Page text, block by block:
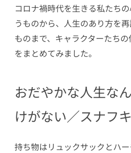
コロナ禍時代を生きる私たち
うものから、人生のあり方を
ものまで、キャラクターたち
をまとめてみました。
おだやかな人生な
けがない／スナフ
持ち物はリュックサックとハ